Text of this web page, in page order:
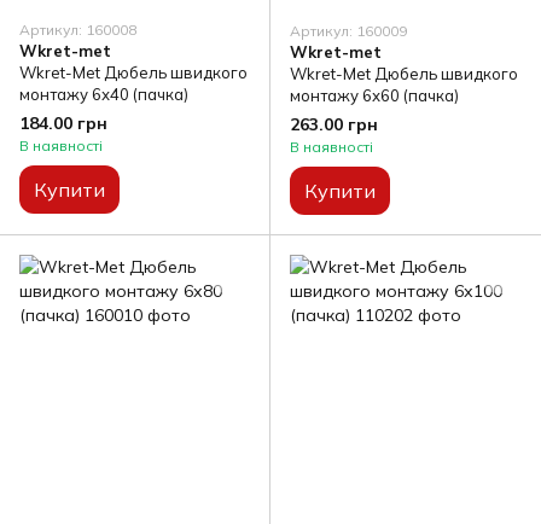
Артикул: 160008
Wkret-met
Wkret-Met Дюбель швидкого
монтажу 6х40 (пачка)
184.00 грн
В наявності
Купити
Артикул: 160009
Wkret-met
Wkret-Met Дюбель швидкого
монтажу 6х60 (пачка)
263.00 грн
В наявності
Купити